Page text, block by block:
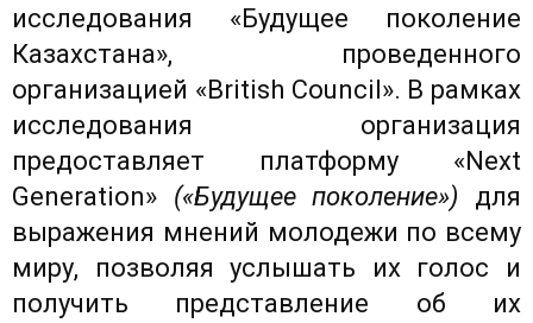
исследования «Будущее поколение
Казахстана», проведенного
организацией «British Council». В рамках
исследования организация
предоставляет платформу «Next
Generation» («Будущее поколение») для
выражения мнений молодежи по всему
миру, позволяя услышать их голос и
получить представление об их